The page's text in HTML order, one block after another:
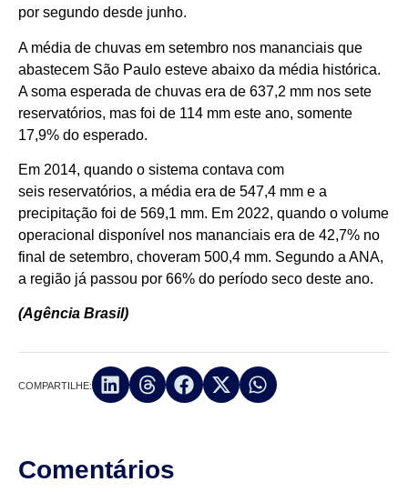
por segundo desde junho.
A média de chuvas em setembro nos mananciais que
abastecem São Paulo esteve abaixo da média histórica.
A soma esperada de chuvas era de 637,2 mm nos sete
reservatórios, mas foi de 114 mm este ano, somente
17,9% do esperado.
Em 2014, quando o sistema contava com
seis reservatórios, a média era de 547,4 mm e a
precipitação foi de 569,1 mm. Em 2022, quando o volume
operacional disponível nos mananciais era de 42,7% no
final de setembro, choveram 500,4 mm. Segundo a ANA,
a região já passou por 66% do período seco deste ano.
(Agência Brasil)
COMPARTILHE:
Comentários